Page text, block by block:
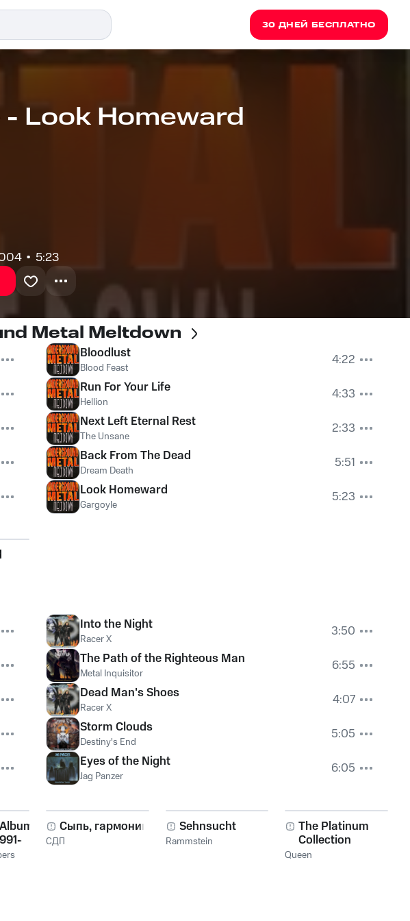
30 ДНЕЙ БЕСПЛАТНО
Look Homeward
5:23
Metal Meltdown
Bloodlust
Blood Feast
4:22
Run For Your Life
Hellion
4:33
Next Left Eternal Rest
The Unsane
2:33
Back From The Dead
Dream Death
5:51
Look Homeward
Gargoyle 5:23
Into the Night
Racer X
3:50
The Path of the Righteous Man
Metal Inquisitor
6:55
Dead Man's Shoes
Racer X
4:07
Storm Clouds
Destiny's End
5:05
Eyes of the Night
Jag Panzer 6:05
Сыпь, гармоника!
СДП
Sehnsucht
Rammstein
The Platinum
Collection
Queen